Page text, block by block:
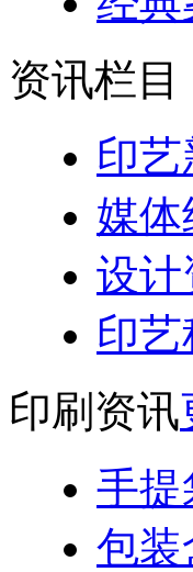
资讯栏目
印艺
媒体
设计
印艺
印刷资讯
手提
包装